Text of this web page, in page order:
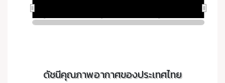
ดัชนีคุณภาพอากาศของประเทศไทย